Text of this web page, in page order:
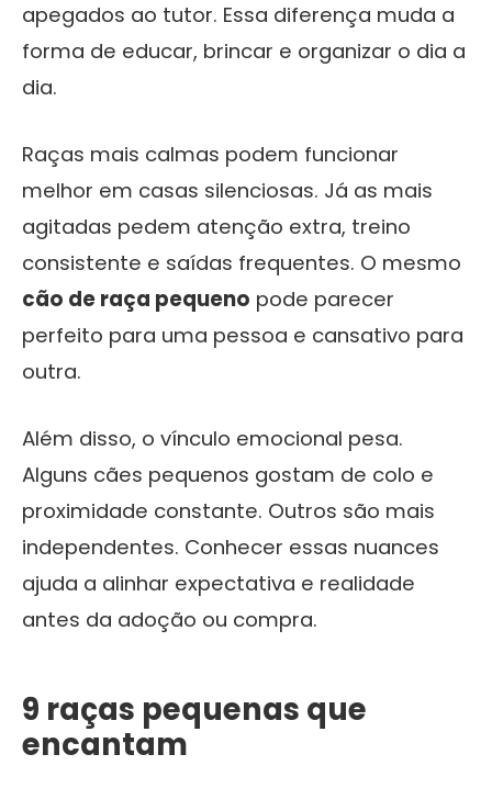
apegados ao tutor. Essa diferença muda a
forma de educar, brincar e organizar o dia a
dia.
Raças mais calmas podem funcionar
melhor em casas silenciosas. Já as mais
agitadas pedem atenção extra, treino
consistente e saídas frequentes. O mesmo
cão de raça pequeno pode parecer
perfeito para uma pessoa e cansativo para
outra.
Além disso, o vínculo emocional pesa.
Alguns cães pequenos gostam de colo e
proximidade constante. Outros são mais
independentes. Conhecer essas nuances
ajuda a alinhar expectativa e realidade
antes da adoção ou compra.
9 raças pequenas que
encantam